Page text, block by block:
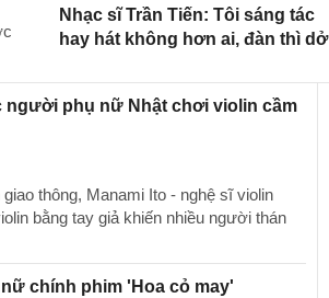
Nhạc sĩ Trần Tiến: Tôi sáng tác
hay hát không hơn ai, đàn thì dở
người phụ nữ Nhật chơi violin cầm
thông, Manami Ito - nghệ sĩ violin
bằng tay giả khiến nhiều người thán
chính phim 'Hoa cỏ may'